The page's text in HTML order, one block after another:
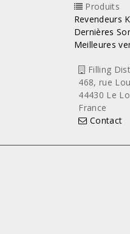
Produits
Revendeurs
Dernières
Meilleures
Filling
468, rue
44430 Le
France
Contact